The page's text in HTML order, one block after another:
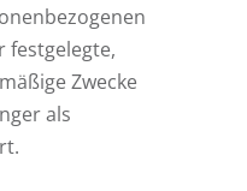
festgelegte,
Zwecke
als